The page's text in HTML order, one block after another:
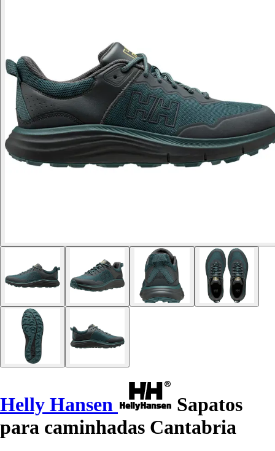
Helly Hansen
Sapatos
para caminhadas Cantabria